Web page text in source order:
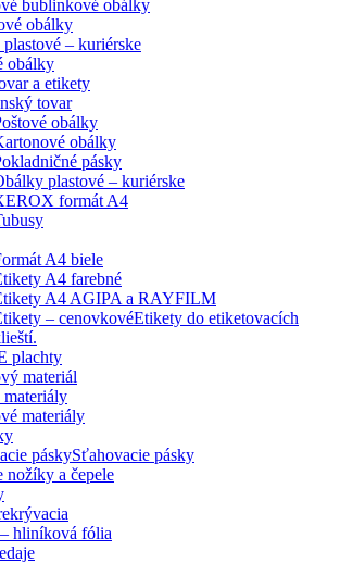
bublinkové obálky
obálky
– kuriérske
obálky
a etikety
tovar
obálky
obálky
pásky
plastové – kuriérske
formát A4
A4 biele
A4 farebné
A4 AGIPA a RAYFILM
– cenovkovéEtikety do etiketovacích
plachty
materiál
materiály
materiály
páskySťahovacie pásky
nožíky a čepele
hliníková fólia